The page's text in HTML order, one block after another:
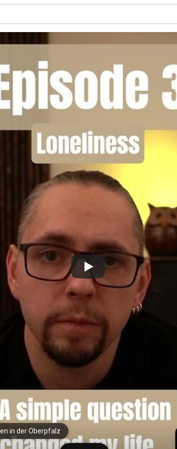
in der Oberpfalz